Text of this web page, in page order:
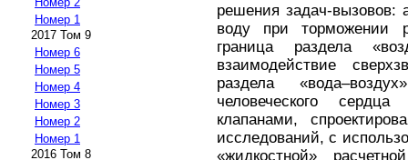
Номер 1
2017 Том 9
Номер 6
Номер 5
Номер 4
Номер 3
Номер 2
Номер 1
2016 Том 8
решения задач-вызовов:
воду при торможении
граница раздела
взаимодействие
раздела
человеческого
клапанами,
исследований, с
«жидкостной»